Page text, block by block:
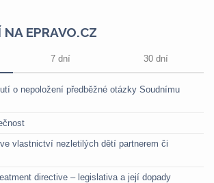
NA EPRAVO.CZ
7 dní 30 dní
o nepoložení předběžné otázky Soudnímu
vlastnictví nezletilých dětí partnerem či
directive – legislativa a její dopady